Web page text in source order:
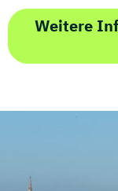
Weitere